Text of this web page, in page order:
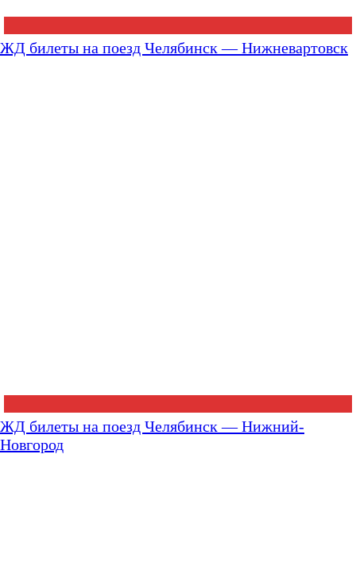
ЖД билеты на поезд Челябинск — Нижневартовск
ЖД билеты на поезд Челябинск — Нижний-
Новгород